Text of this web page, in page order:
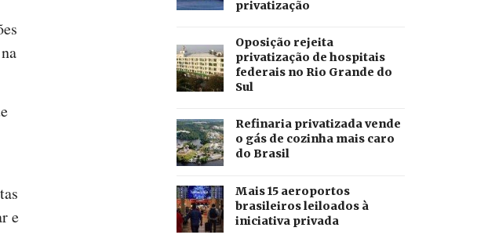
e
privatização
Oposição rejeita
privatização de hospitais
federais no Rio Grande do
Sul
Refinaria privatizada vende
o gás de cozinha mais caro
do Brasil
Mais 15 aeroportos
brasileiros leiloados à
iniciativa privada